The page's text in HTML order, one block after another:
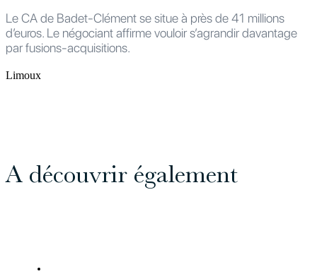
Le CA de Badet-Clément se situe à près de 41 millions
d’euros. Le négociant affirme vouloir s’agrandir davantage
par fusions-acquisitions.
Limoux
A découvrir également